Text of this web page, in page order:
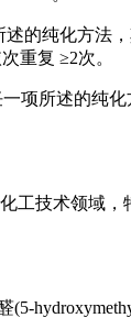
的纯化方法
重复 ≥2次。
一项所述的纯
工技术领域，